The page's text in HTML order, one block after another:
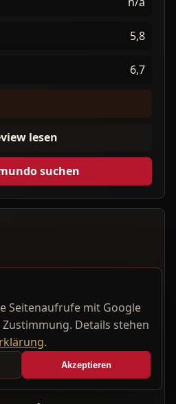
5,8
6,7
lesen
suchen
Seitenaufrufe mit Google
Details stehen
.
Akzeptieren